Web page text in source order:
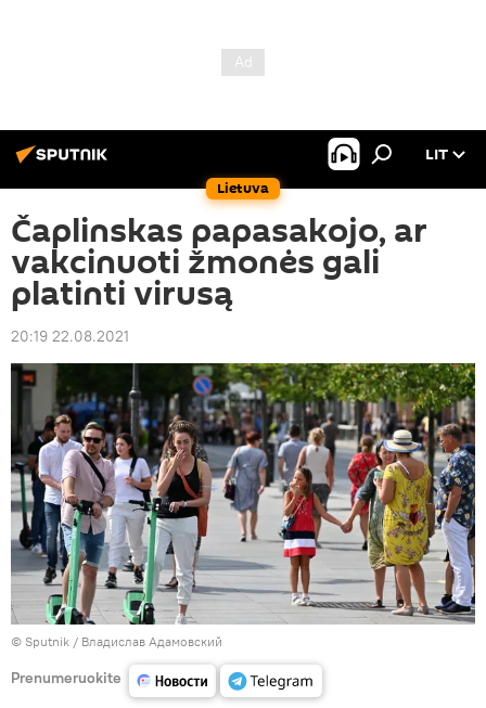
Lietuva
LIT
Čaplinskas papasakojo, ar
vakcinuoti žmonės gali
platinti virusą
20:19 22.08.2021
© Sputnik / Владислав Адамовский
Prenumeruokite